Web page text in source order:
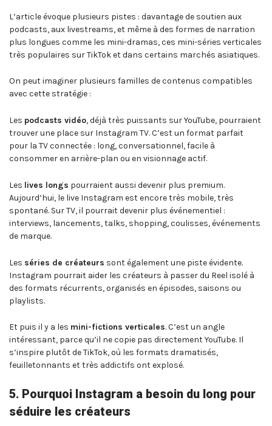
L’article évoque plusieurs pistes : davantage de soutien aux
podcasts, aux livestreams, et même à des formes de narration
plus longues comme les mini-dramas, ces mini-séries verticales
très populaires sur TikTok et dans certains marchés asiatiques.
On peut imaginer plusieurs familles de contenus compatibles
avec cette stratégie :
Les podcasts vidéo, déjà très puissants sur YouTube, pourraient
trouver une place sur Instagram TV. C’est un format parfait
pour la TV connectée : long, conversationnel, facile à
consommer en arrière-plan ou en visionnage actif.
Les lives longs pourraient aussi devenir plus premium.
Aujourd’hui, le live Instagram est encore très mobile, très
spontané. Sur TV, il pourrait devenir plus événementiel :
interviews, lancements, talks, shopping, coulisses, événements
de marque.
Les séries de créateurs sont également une piste évidente.
Instagram pourrait aider les créateurs à passer du Reel isolé à
des formats récurrents, organisés en épisodes, saisons ou
playlists.
Et puis il y a les mini-fictions verticales. C’est un angle
intéressant, parce qu’il ne copie pas directement YouTube. Il
s’inspire plutôt de TikTok, où les formats dramatisés,
feuilletonnants et très addictifs ont explosé.
5. Pourquoi Instagram a besoin du long pour
séduire les créateurs